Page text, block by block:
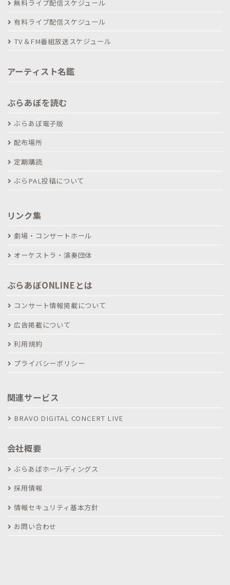
無料ライブ配信スケジュール
有料ライブ配信スケジュール
TV＆FM番組放送スケジュール
アーティスト名鑑
ぶらあぼを読む
ぶらあぼ電子版
配布場所
定期購読
ぶらPAL投稿について
リンク集
劇場・コンサートホール
オーケストラ・演奏団体
ぶらあぼONLINEとは
コンサート情報掲載について
広告掲載について
利用規約
プライバシーポリシー
関連サービス
BRAVO DIGITAL CONCERT LIVE
会社概要
ぶらあぼホールディングス
採用情報
情報セキュリティ基本方針
お問い合わせ